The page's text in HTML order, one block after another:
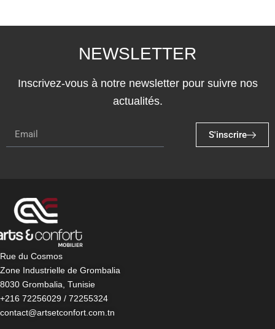
NEWSLETTER
Inscrivez-vous à notre newsletter pour suivre nos
actualités.
S'inscrire
Rue du Cosmos
Zone Industrielle de Grombalia
8030 Grombalia, Tunisie
+216 72256029 / 72255324
contact@artsetconfort.com.tn